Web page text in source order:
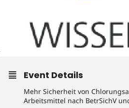
Event Details
Mehr Sicherheit von
Arbeitsmittel nach BetrSichV